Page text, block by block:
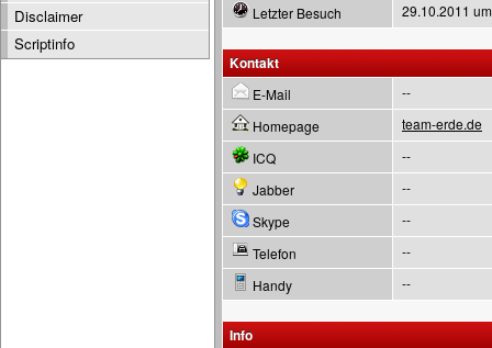
Letzter Besuch
29.10.2011
Kontakt
E-Mail
--
Homepage
team-erde.de
ICQ
--
Jabber
--
Skype
--
Telefon
--
Handy
--
Info
Disclaimer
Scriptinfo